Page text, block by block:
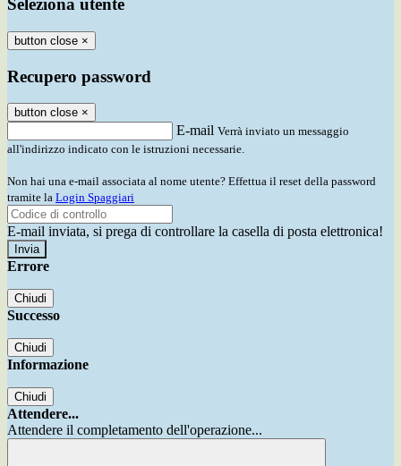
Seleziona utente
button close ×
Recupero password
button close ×
E-mail Verrà inviato un messaggio
all'indirizzo indicato con le istruzioni necessarie.
Non hai una e-mail associata al nome utente? Effettua il reset della password
tramite la Login Spaggiari
E-mail inviata, si prega di controllare la casella di posta elettronica!
Errore
Chiudi
Successo
Chiudi
Informazione
Chiudi
Attendere...
Attendere il completamento dell'operazione...